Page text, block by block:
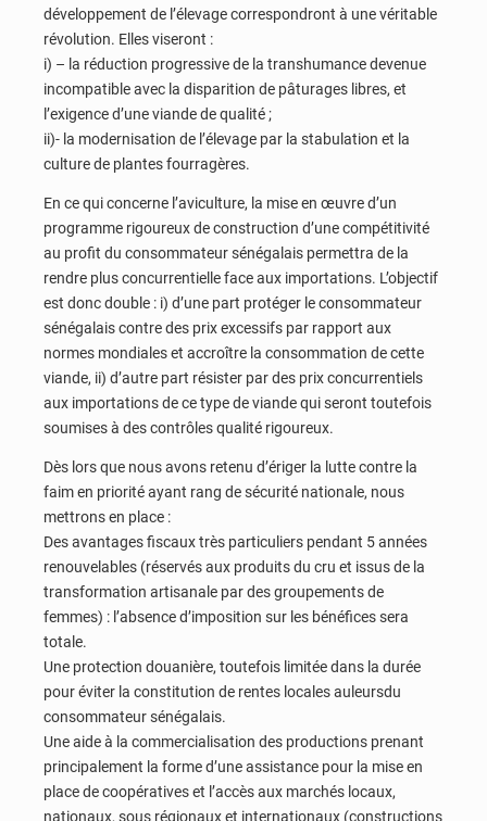
développement de l’élevage correspondront à une véritable
révolution. Elles viseront :
i) – la réduction progressive de la transhumance devenue
incompatible avec la disparition de pâturages libres, et
l’exigence d’une viande de qualité ;
ii)- la modernisation de l’élevage par la stabulation et la
culture de plantes fourragères.
En ce qui concerne l’aviculture, la mise en œuvre d’un
programme rigoureux de construction d’une compétitivité
au profit du consommateur sénégalais permettra de la
rendre plus concurrentielle face aux importations. L’objectif
est donc double : i) d’une part protéger le consommateur
sénégalais contre des prix excessifs par rapport aux
normes mondiales et accroître la consommation de cette
viande, ii) d’autre part résister par des prix concurrentiels
aux importations de ce type de viande qui seront toutefois
soumises à des contrôles qualité rigoureux.
Dès lors que nous avons retenu d’ériger la lutte contre la
faim en priorité ayant rang de sécurité nationale, nous
mettrons en place :
Des avantages fiscaux très particuliers pendant 5 années
renouvelables (réservés aux produits du cru et issus de la
transformation artisanale par des groupements de
femmes) : l’absence d’imposition sur les bénéfices sera
totale.
Une protection douanière, toutefois limitée dans la durée
pour éviter la constitution de rentes locales auleursdu
consommateur sénégalais.
Une aide à la commercialisation des productions prenant
principalement la forme d’une assistance pour la mise en
place de coopératives et l’accès aux marchés locaux,
nationaux, sous régionaux et internationaux (constructions